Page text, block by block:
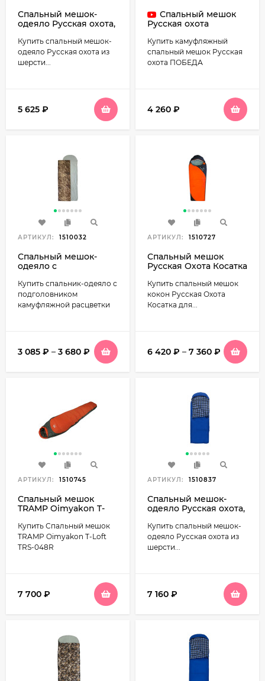
Спальный мешок-
одеяло Русская охота,
подголовником 300
(до -20°С), синий
Купить спальный мешок-
одеяло Русская охота из
шерсти...
5 625 ₽
Спальный мешок
Русская охота
(220х85, -23С)
Купить камуфляжный
спальный мешок Русская
охота ПОБЕДА
4 260 ₽
АРТИКУЛ: 1510032
Спальный мешок-
одеяло с
Русская охота Высота,
камуфляж
Купить спальник-одеяло с
подголовником
камуфляжной расцветки
3 085 ₽ – 3 680 ₽
АРТИКУЛ: 1510727
Спальный мешок
Русская Охота Косатка
Купить спальный мешок
кокон Русская Охота
Косатка для...
6 420 ₽ – 7 360 ₽
АРТИКУЛ: 1510745
Спальный мешок
TRAMP Oimyakon T-
Купить Спальный мешок
TRAMP Oimyakon T-Loft
TRS-048R
7 700 ₽
АРТИКУЛ: 1510837
Спальный мешок-
одеяло Русская охота,
широкий с
подголовником
(235х85), фланель
Купить спальный мешок-
одеяло Русская охота из
шерсти...
7 160 ₽